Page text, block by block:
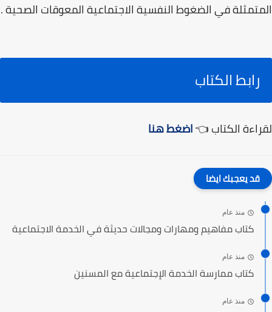
المتمثلة في الضغوط النفسية الاجتماعية المعوقات الصحية .
رابط الكتاب
لقراءة الكتاب 👈اضغط هنا
قد يعجبك ايضا
منذ عام
كتاب مفاهيم ومهارات ومجالات حديثة في الخدمة الاجتماعية
منذ عام
كتاب ممارسة الخدمة الإجتماعية مع المسنين
منذ عام